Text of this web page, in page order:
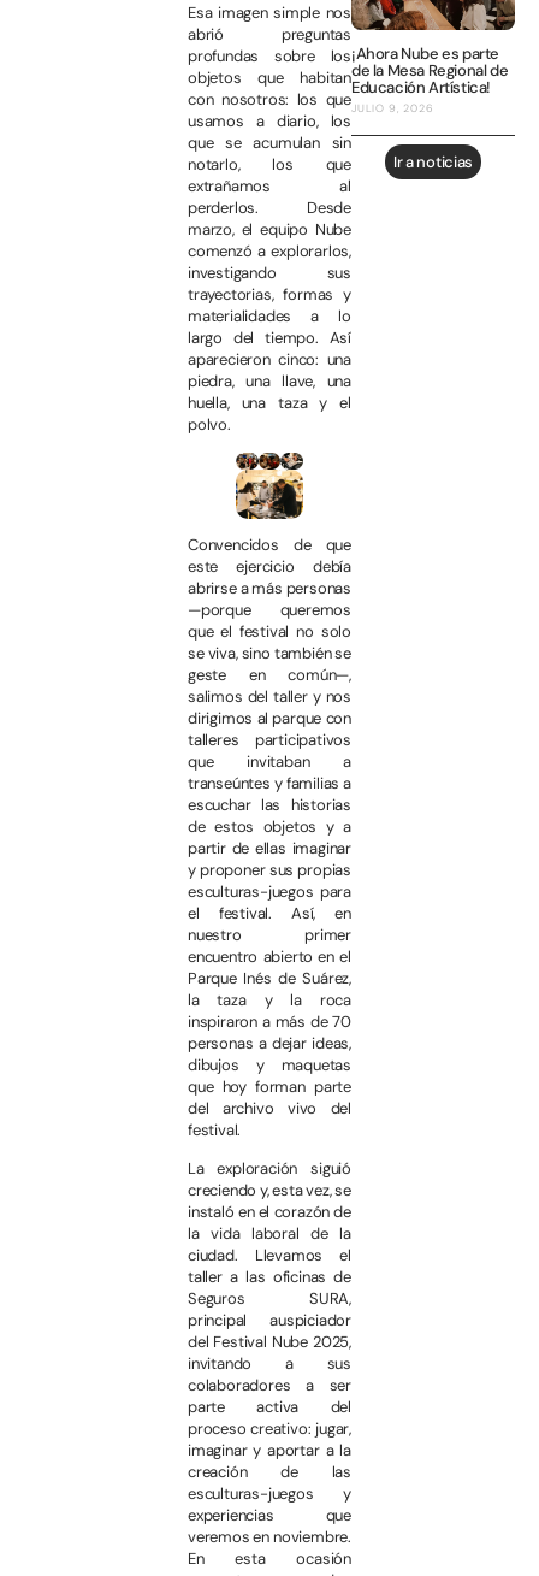
Esa imagen simple nos
abrió preguntas
profundas sobre los
objetos que habitan
con nosotros: los que
usamos a diario, los
que se acumulan sin
notarlo, los que
extrañamos al
perderlos. Desde
marzo, el equipo Nube
comenzó a explorarlos,
investigando sus
trayectorias, formas y
materialidades a lo
largo del tiempo. Así
aparecieron cinco: una
piedra, una llave, una
huella, una taza y el
polvo.
Convencidos de que
este ejercicio debía
abrirse a más personas
—porque queremos
que el festival no solo
se viva, sino también se
geste en común—,
salimos del taller y nos
dirigimos al parque con
talleres participativos
que invitaban a
transeúntes y familias a
escuchar las historias
de estos objetos y a
partir de ellas imaginar
y proponer sus propias
esculturas-juegos para
el festival. Así, en
nuestro primer
encuentro abierto en el
Parque Inés de Suárez,
la taza y la roca
inspiraron a más de 70
personas a dejar ideas,
dibujos y maquetas
que hoy forman parte
del archivo vivo del
festival.
La exploración siguió
creciendo y, esta vez, se
instaló en el corazón de
la vida laboral de la
ciudad. Llevamos el
taller a las oficinas de
Seguros SURA,
principal auspiciador
del Festival Nube 2025,
invitando a sus
colaboradores a ser
parte activa del
proceso creativo: jugar,
imaginar y aportar a la
creación de las
esculturas-juegos y
experiencias que
veremos en noviembre.
En esta ocasión
¡Ahora Nube es parte
de la Mesa Regional de
Educación Artística!
JULIO 9, 2026
Ir a noticias